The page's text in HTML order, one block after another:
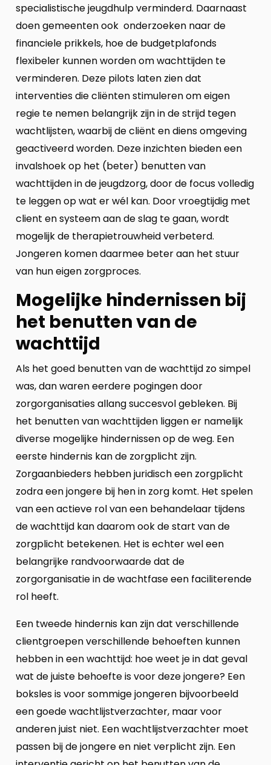
specialistische jeugdhulp verminderd. Daarnaast
doen gemeenten ook onderzoeken naar de
financiele prikkels, hoe de budgetplafonds
flexibeler kunnen worden om wachttijden te
verminderen. Deze pilots laten zien dat
interventies die cliënten stimuleren om eigen
regie te nemen belangrijk zijn in de strijd tegen
wachtlijsten, waarbij de cliënt en diens omgeving
geactiveerd worden. Deze inzichten bieden een
invalshoek op het (beter) benutten van
wachttijden in de jeugdzorg, door de focus volledig
te leggen op wat er wél kan. Door vroegtijdig met
client en systeem aan de slag te gaan, wordt
mogelijk de therapietrouwheid verbeterd.
Jongeren komen daarmee beter aan het stuur
van hun eigen zorgproces.
Mogelijke hindernissen bij
het benutten van de
wachttijd
Als het goed benutten van de wachttijd zo simpel
was, dan waren eerdere pogingen door
zorgorganisaties allang succesvol gebleken. Bij
het benutten van wachttijden liggen er namelijk
diverse mogelijke hindernissen op de weg. Een
eerste hindernis kan de zorgplicht zijn.
Zorgaanbieders hebben juridisch een zorgplicht
zodra een jongere bij hen in zorg komt. Het spelen
van een actieve rol van een behandelaar tijdens
de wachttijd kan daarom ook de start van de
zorgplicht betekenen. Het is echter wel een
belangrijke randvoorwaarde dat de
zorgorganisatie in de wachtfase een faciliterende
rol heeft.
Een tweede hindernis kan zijn dat verschillende
clientgroepen verschillende behoeften kunnen
hebben in een wachttijd: hoe weet je in dat geval
wat de juiste behoefte is voor deze jongere? Een
boksles is voor sommige jongeren bijvoorbeeld
een goede wachtlijstverzachter, maar voor
anderen juist niet. Een wachtlijstverzachter moet
passen bij de jongere en niet verplicht zijn. Een